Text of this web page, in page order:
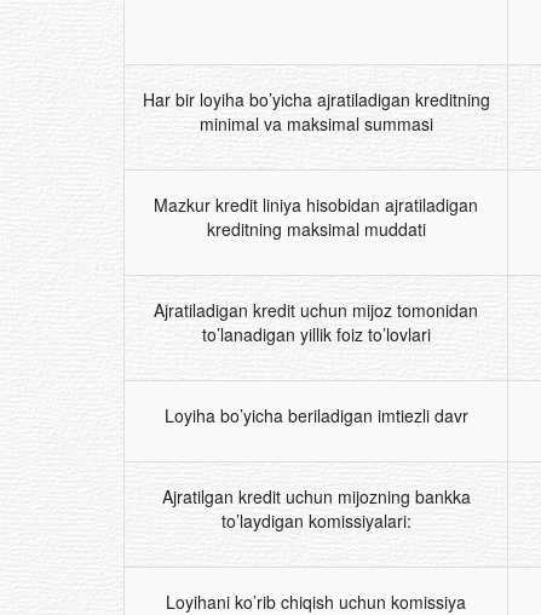
Har bir loyiha bo’yicha ajratiladigan kreditning
minimal va maksimal summasi
Mazkur kredit liniya hisobidan ajratiladigan
kreditning maksimal muddati
Ajratiladigan kredit uchun mijoz tomonidan
to’lanadigan yillik foiz to’lovlari
Loyiha bo’yicha beriladigan imtiezli davr
Ajratilgan kredit uchun mijozning bankka
to’laydigan komissiyalari:
Loyihani ko’rib chiqish uchun komissiya